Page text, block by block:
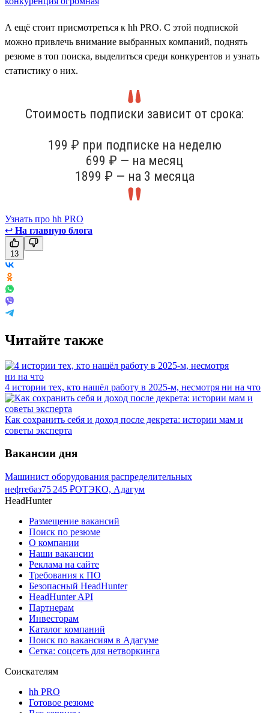
А ещё стоит присмотреться к hh PRO. С этой подпиской
можно привлечь внимание выбранных компаний, поднять
резюме в топ поиска, выделиться среди конкурентов и узнать
статистику о них.
Стоимость подписки зависит от срока:
199 ₽ при подписке на неделю
699 ₽ — на месяц
1899 ₽ — на 3 месяца
Узнать про hh PRO
↩ На главную блога
13
Читайте также
4 истории тех, кто нашёл работу в 2025-м, несмотря ни на что
Как сохранить себя и доход после декрета: истории мам и
советы эксперта
Вакансии дня
Машинист оборудования распределительных
нефтебаз75 245 ₽ОТЭКО, Адагум
HeadHunter
Размещение вакансий
Поиск по резюме
О компании
Наши вакансии
Реклама на сайте
Требования к ПО
Безопасный HeadHunter
HeadHunter API
Партнерам
Инвесторам
Каталог компаний
Поиск по вакансиям в Адагуме
Сетка: соцсеть для нетворкинга
Соискателям
hh PRO
Готовое резюме